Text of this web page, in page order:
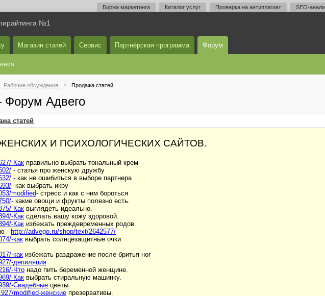
Биржа маркетинга Каталог услуг Проверка на антиплагиат SEO-
№1
Магазин статей Сервис Партнёрская программа Форум
Рабочие обсуждения Продажа статей
Форум Адвего
статей
И ПСИХОЛОГИЧЕСКИХ САЙТОВ.
Как правильно выбрать тональный крем
- статья про женскую дружбу
- как не ошибиться в выборе партнера
- как выбрать икру
modified- стресс и как с ним бороться
- какие овощи и фрукты полезно есть.
Как выглядеть идеально.
Как сделать вашу кожу здоровой.
Как избежать преждевременных родов.
- http://advego.ru/shop/text/2642577/
как выбрать солнцезащитные очки
как избежать раздражение после бритья ног
депиляция
Что надо пить беременной женщине.
Как выбрать стиральную машинку.
Свадебные цветы.
modified-женские презервативы.